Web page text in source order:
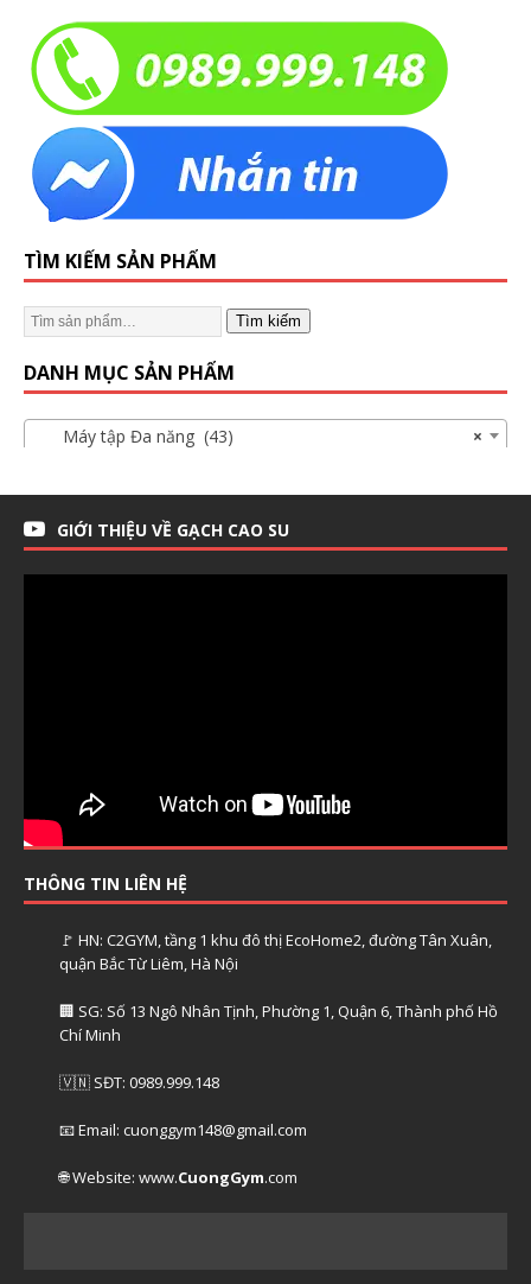
TÌM KIẾM SẢN PHẨM
Tìm kiếm
DANH MỤC SẢN PHẨM
×
Máy tập Đa năng (43)
GIỚI THIỆU VỀ GẠCH CAO SU
THÔNG TIN LIÊN HỆ
🚩 HN: C2GYM, tầng 1 khu đô thị EcoHome2, đường Tân Xuân,
quận Bắc Từ Liêm, Hà Nội
🏢 SG: Số 13 Ngô Nhân Tịnh, Phường 1, Quận 6, Thành phố Hồ
Chí Minh
🇻🇳 SĐT: 0989.999.148
📧 Email: cuonggym148@gmail.com
🌐 Website: www.CuongGym.com